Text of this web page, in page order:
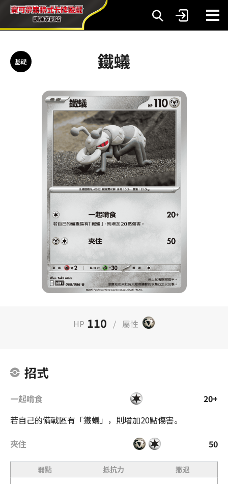
基礎 鐵蟻
HP 110 / 屬性
招式
一起啃食
20+
若自己的備戰區有「鐵蟻」，則增加20點傷害。
夾住
50
弱點 抵抗力 撤退